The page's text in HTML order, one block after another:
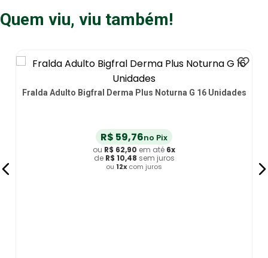
Quem viu, viu também!
Fralda Adulto Bigfral Derma Plus Noturna G 16 Unidades
R$ 59,76no Pix
ou R$ 62,90 em até 6x
de R$ 10,48 sem juros
ou 12x com juros